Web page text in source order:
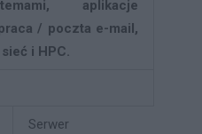
aplikacje
/ poczta e-mail,
i HPC.
Serwer